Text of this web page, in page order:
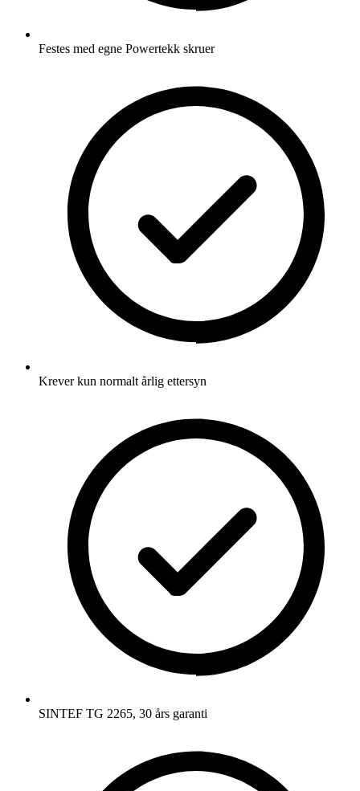
Festes med egne Powertekk skruer
Krever kun normalt årlig ettersyn
SINTEF TG 2265, 30 års garanti